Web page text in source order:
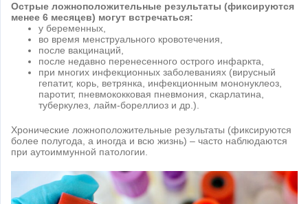
Острые ложноположительные результаты (фиксируются
менее 6 месяцев) могут встречаться:
у беременных,
во время менструального кровотечения,
после вакцинаций,
после недавно перенесенного острого инфаркта,
при многих инфекционных заболеваниях (вирусный
гепатит, корь, ветрянка, инфекционным мононуклеоз,
паротит, пневмококковая пневмония, скарлатина,
туберкулез, лайм-бореллиоз и др.).
Хронические ложноположительные результаты (фиксируются
более полугода, а иногда и всю жизнь) – часто наблюдаются
при аутоиммунной патологии.